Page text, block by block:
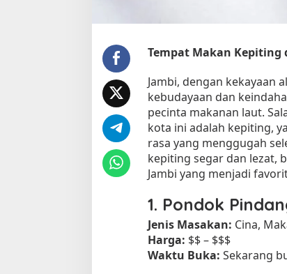
Tempat Makan Kepiting
Jambi, dengan kekayaan
kebudayaan dan
pecinta makanan laut.
kota ini adalah kepiting,
rasa yang menggugah
kepiting segar dan lezat,
Jambi yang menjadi
1. Pondok
Jenis Masakan: Cina,
Harga: $$ – $$$
Waktu Buka: Sekarang
Tempat